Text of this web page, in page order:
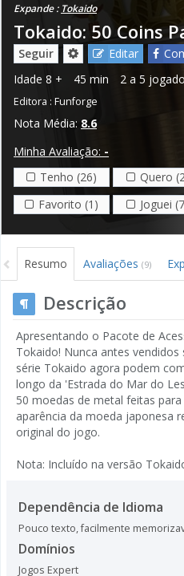
Expande : Tokaido
Tokaido: 50 Coins
Seguir Editar
Idade 8 + 45 min 2 a 5
Editora : Funforge
Nota Média: 8.6
Minha Avaliação: -
Tenho (26)
Quero
Favorito (1)
Joguei
Resumo Avaliações (9)
Descrição
Apresentando o Pacote de
Tokaido! Nunca antes
série Tokaido agora podem
longo da 'Estrada do Mar do
50 moedas de metal feitas
aparência da moeda japonesa
original do jogo.
Nota: Incluído na versão
Dependência de Idioma
Pouco texto, facilmente
Domínios
Jogos Expert